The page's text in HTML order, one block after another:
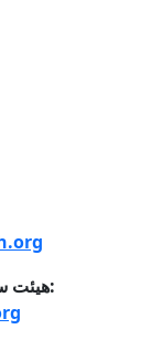
هیئت سیاسی - اجرائی حزب چپ ایران: